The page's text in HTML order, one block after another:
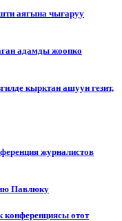
аягына чыгаруу
адамды жоопко
кырктан ашуун гезит,
журналистов
Павлюку
конференциясы өтөт